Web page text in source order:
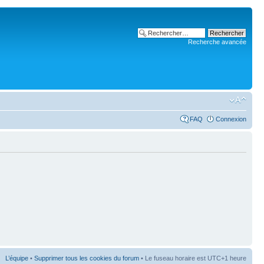
Recherche avancée
FAQ Connexion
L’équipe • Supprimer tous les cookies du forum • Le fuseau horaire est UTC+1 heure